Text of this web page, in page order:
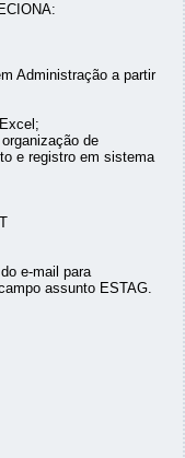
Administração a partir
de
e registro em sistema
e-mail para
assunto ESTAG.